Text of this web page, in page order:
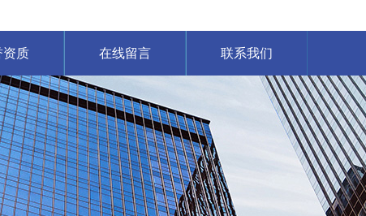
资质 在线留言 联系我们